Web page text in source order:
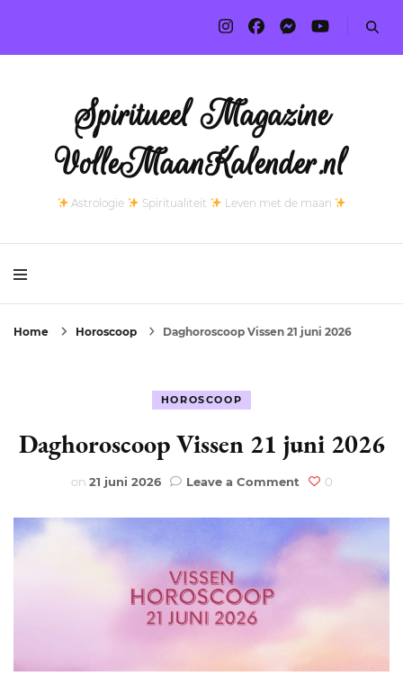
Spiritueel Magazine
VolleMaanKalender.nl
Astrologie Spiritualiteit Leven met de maan
Home Horoscoop Daghoroscoop Vissen 21 juni 2026
HOROSCOOP
Daghoroscoop Vissen 21 juni 2026
on 21 juni 2026 Leave a Commenton
Vissen
21
0